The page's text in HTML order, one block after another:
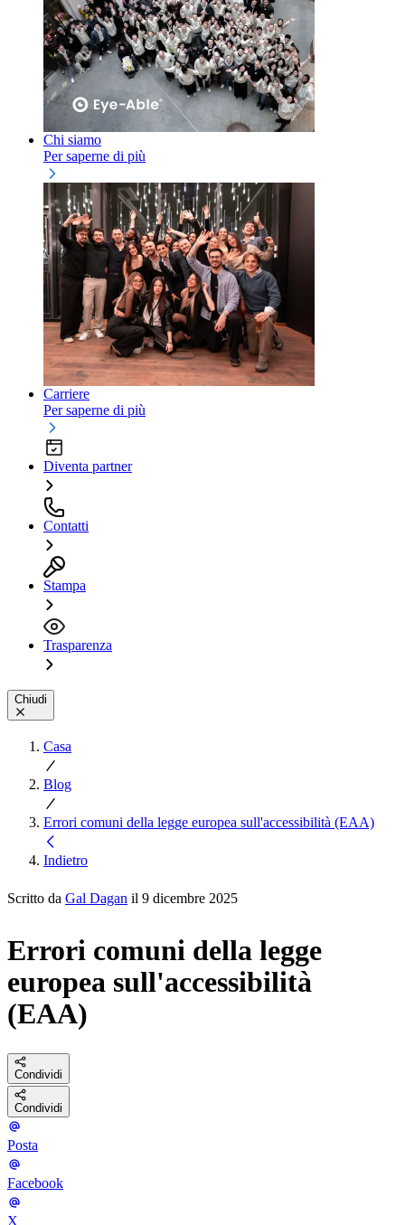
Chi siamo
Per saperne di più
Carriere
Per saperne di più
Diventa partner
Contatti
Stampa
Trasparenza
Chiudi
Casa
Blog
Errori comuni della legge europea sull'accessibilità (EAA)
Indietro
Scritto da Gal Dagan il 9 dicembre 2025
Errori comuni della legge
europea sull'accessibilità
(EAA)
Condividi
Condividi
Posta
Facebook
X